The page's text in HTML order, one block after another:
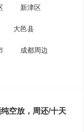
新津区
大邑县
成都周边
空放，周还/十天